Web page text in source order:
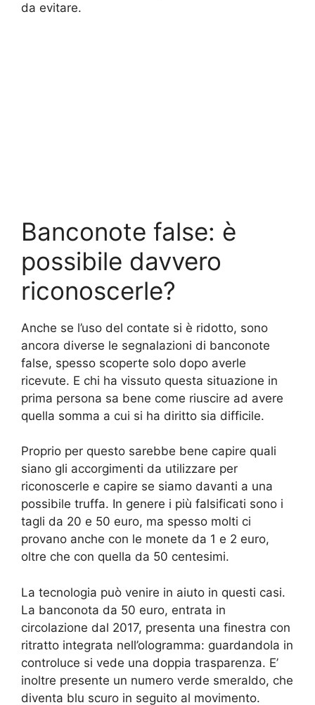
da evitare.
Banconote false: è
possibile davvero
riconoscerle?
Anche se l’uso del contate si è ridotto, sono
ancora diverse le segnalazioni di banconote
false, spesso scoperte solo dopo averle
ricevute. E chi ha vissuto questa situazione in
prima persona sa bene come riuscire ad avere
quella somma a cui si ha diritto sia difficile.
Proprio per questo sarebbe bene capire quali
siano gli accorgimenti da utilizzare per
riconoscerle e capire se siamo davanti a una
possibile truffa. In genere i più falsificati sono i
tagli da 20 e 50 euro, ma spesso molti ci
provano anche con le monete da 1 e 2 euro,
oltre che con quella da 50 centesimi.
La tecnologia può venire in aiuto in questi casi.
La banconota da 50 euro, entrata in
circolazione dal 2017, presenta una finestra con
ritratto integrata nell’ologramma: guardandola in
controluce si vede una doppia trasparenza. E’
inoltre presente un numero verde smeraldo, che
diventa blu scuro in seguito al movimento.